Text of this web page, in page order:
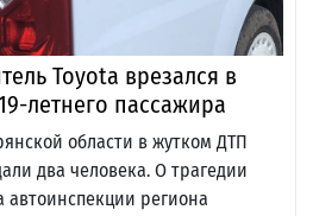
Toyota врезался в
летнего пассажира
области в жутком ДТП
два человека. О трагедии
автоинспекции региона